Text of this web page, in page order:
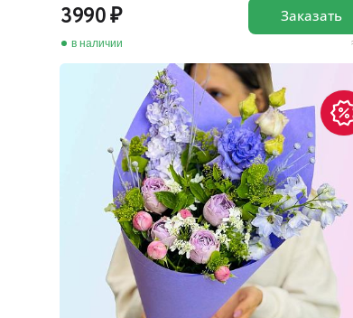
3990
в наличии
Заказать